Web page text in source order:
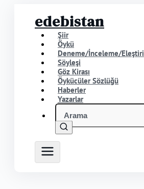
edebistan
Şiir
Öykü
Deneme/İnceleme/Eleştiri
Söyleşi
Göz Kirası
Öykücüler Sözlüğü
Haberler
Yazarlar